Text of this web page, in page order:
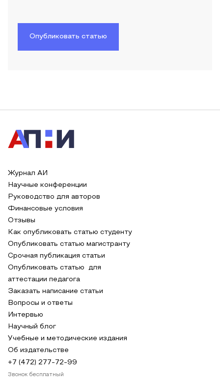
Опубликовать статью
Журнал АИ
Научные конференции
Руководство для авторов
Финансовые условия
Отзывы
Как опубликовать статью студенту
Опубликовать статью магистранту
Срочная публикация статьи
Опубликовать статью для
аттестации педагога
Заказать написание статьи
Вопросы и ответы
Интервью
Научный блог
Учебные и методические издания
Об издательстве
+7 (472) 277-72-99
Звонок бесплатный